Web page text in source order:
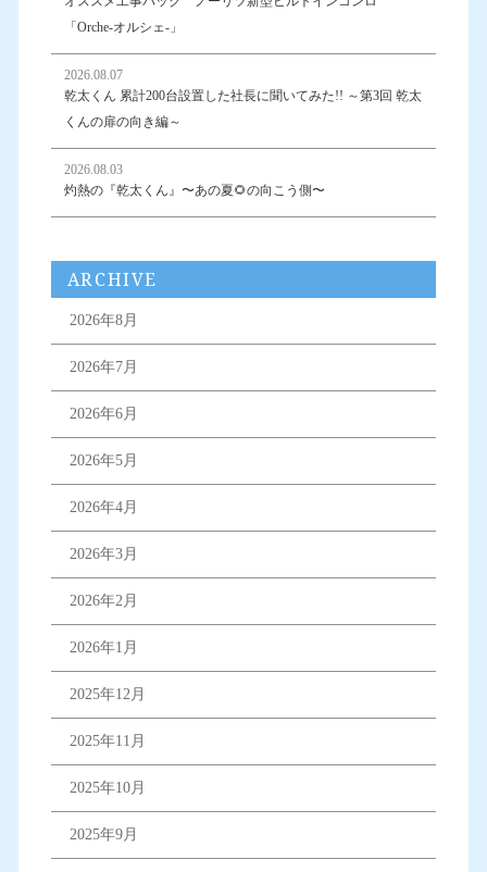
「Orche-オルシェ-」
2026.08.07
乾太くん 累計200台設置した社長に聞いてみた!! ～第3回 乾太
くんの扉の向き編～
2026.08.03
灼熱の『乾太くん』〜あの夏🌻の向こう側〜
ARCHIVE
2026年8月
2026年7月
2026年6月
2026年5月
2026年4月
2026年3月
2026年2月
2026年1月
2025年12月
2025年11月
2025年10月
2025年9月